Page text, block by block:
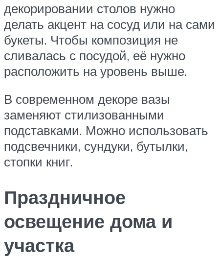
декорировании столов нужно
делать акцент на сосуд или на сами
букеты. Чтобы композиция не
сливалась с посудой, её нужно
расположить на уровень выше.
В современном декоре вазы
заменяют стилизованными
подставками. Можно использовать
подсвечники, сундуки, бутылки,
стопки книг.
Праздничное
освещение дома и
участка